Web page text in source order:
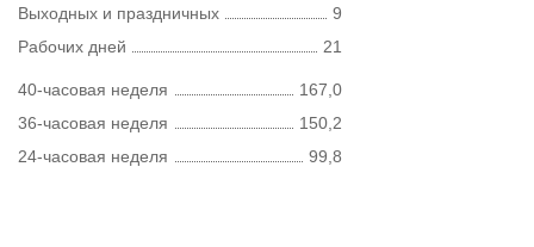
Выходных и праздничных
9
Рабочих дней
21
40-часовая неделя
167,0
36-часовая неделя
150,2
24-часовая неделя
99,8